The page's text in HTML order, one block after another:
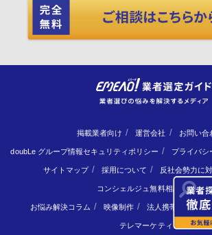
掲載業者向け 運営会社 お問い合
doubLe グループ情報セキュリティポリシー プライバシ
サイトマップ 採用について 反社会勢力に
コンシェルジュ無料相談フォーム
お悩み解決コラム 映像制作 法人携帯 物流
テレマーケティング